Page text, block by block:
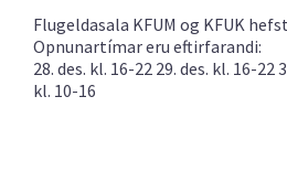
Flugeldasala KFUM og KFUK
Opnunartímar eru eftirfarandi:
28. des. kl. 16-22 29. des. kl. 16-22
kl. 10-16